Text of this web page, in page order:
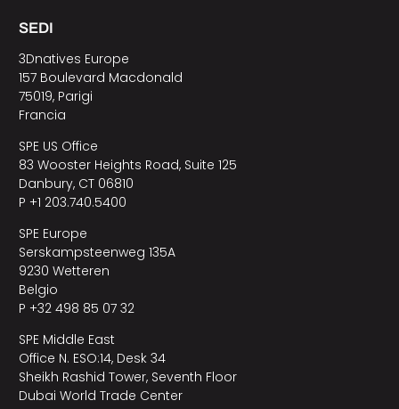
SEDI
3Dnatives Europe
157 Boulevard Macdonald
75019, Parigi
Francia
SPE US Office
83 Wooster Heights Road, Suite 125
Danbury, CT 06810
P +1 203.740.5400
SPE Europe
Serskampsteenweg 135A
9230 Wetteren
Belgio
P +32 498 85 07 32
SPE Middle East
Office N. ESO:14, Desk 34
Sheikh Rashid Tower, Seventh Floor
Dubai World Trade Center